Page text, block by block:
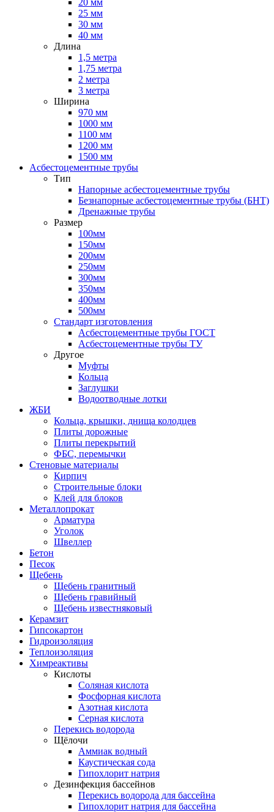
20 мм
25 мм
30 мм
40 мм
Длина
1,5 метра
1,75 метра
2 метра
3 метра
Ширина
970 мм
1000 мм
1100 мм
1200 мм
1500 мм
Асбестоцементные трубы
Тип
Напорные асбестоцементные трубы
Безнапорные асбестоцементные трубы (БНТ)
Дренажные трубы
Размер
100мм
150мм
200мм
250мм
300мм
350мм
400мм
500мм
Стандарт изготовления
Асбестоцементные трубы ГОСТ
Асбестоцементные трубы ТУ
Другое
Муфты
Кольца
Заглушки
Водоотводные лотки
ЖБИ
Кольца, крышки, днища колодцев
Плиты дорожные
Плиты перекрытий
ФБС, перемычки
Стеновые материалы
Кирпич
Строительные блоки
Клей для блоков
Металлопрокат
Арматура
Уголок
Швеллер
Бетон
Песок
Щебень
Щебень гранитный
Щебень гравийный
Щебень известняковый
Керамзит
Гипсокартон
Гидроизоляция
Теплоизоляция
Химреактивы
Кислоты
Соляная кислота
Фосфорная кислота
Азотная кислота
Серная кислота
Перекись водорода
Щёлочи
Аммиак водный
Каустическая сода
Гипохлорит натрия
Дезинфекция бассейнов
Перекись водорода для бассейна
Гипохлорит натрия для бассейна